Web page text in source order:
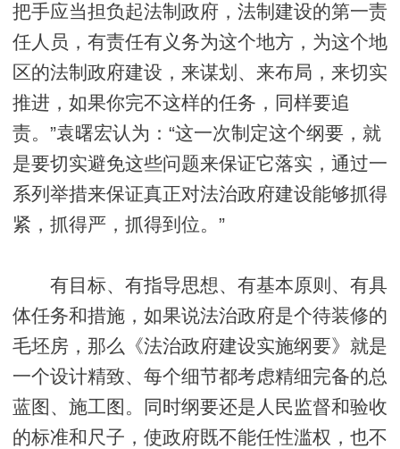
把手应当担负起法制政府，法制建设的第一责
任人员，有责任有义务为这个地方，为这个地
区的法制政府建设，来谋划、来布局，来切实
推进，如果你完不这样的任务，同样要追
责。”袁曙宏认为：“这一次制定这个纲要，就
是要切实避免这些问题来保证它落实，通过一
系列举措来保证真正对法治政府建设能够抓得
紧，抓得严，抓得到位。”
有目标、有指导思想、有基本原则、有具
体任务和措施，如果说法治政府是个待装修的
毛坯房，那么《法治政府建设实施纲要》就是
一个设计精致、每个细节都考虑精细完备的总
蓝图、施工图。同时纲要还是人民监督和验收
的标准和尺子，使政府既不能任性滥权，也不